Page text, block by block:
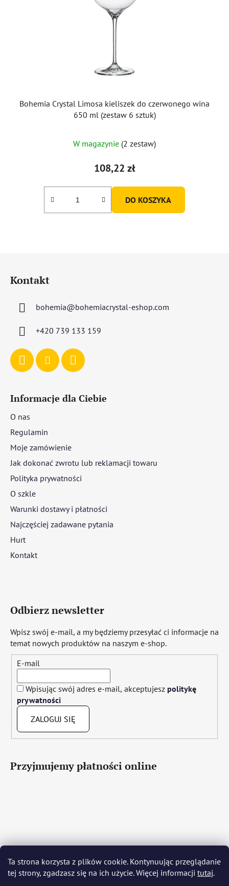
Ta strona korzysta z plików cookie. Kontynuując przeglądanie
tej strony, zgadzasz się na ich użycie. Więcej informacji tutaj.
Bohemia Crystal Limosa kieliszek do czerwonego wina
650 ml (zestaw 6 sztuk)
W magazynie (2 zestaw)
108,22 zł
DO KOSZYKA
Kontakt
bohemia@bohemiacrystal-eshop.com
+420 739 133 159
Informacje dla Ciebie
O nas
Regulamin
Moje zamówienie
Jak dokonać zwrotu lub reklamacji towaru
Polityka prywatności
O szkle
Warunki dostawy i płatności
Najczęściej zadawane pytania
Hurt
Kontakt
Odbierz newsletter
Wpisz swój e-mail, a my będziemy przesyłać ci informacje na
temat nowych produktów na naszym e-shop.
E-mail
Wpisując swój adres e-mail, akceptujesz politykę
prywatności
ZALOGUJ SIĘ
Przyjmujemy płatności online
Język polski Română Italiano Español
Français
Português Български Hrvatski Slovenščina Srpski